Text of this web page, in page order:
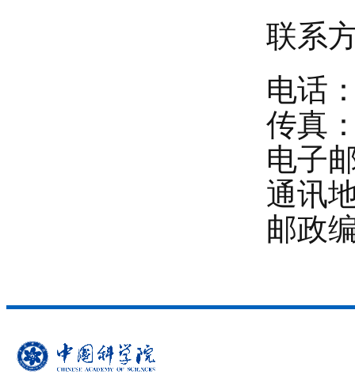
联系方
电话：
传真：
电子邮
通讯地
邮政编